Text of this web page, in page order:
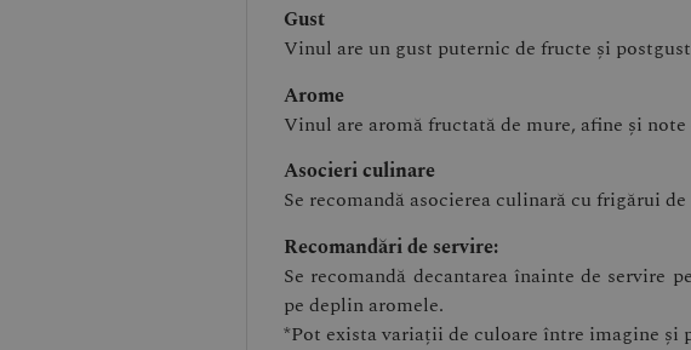
Gust
Vinul are un gust puternic de fructe și
Arome
Vinul are aromă fructată de mure, afine și
Asocieri culinare
Se recomandă asocierea culinară cu frigărui
Recomandări de servire:
Se recomandă decantarea înainte de servire
pe deplin aromele.
*Pot exista variații de culoare între imagine și